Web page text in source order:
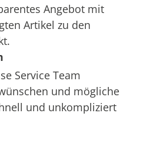
Angebot mit
Artikel zu den
Service Team
und mögliche
und unkompliziert